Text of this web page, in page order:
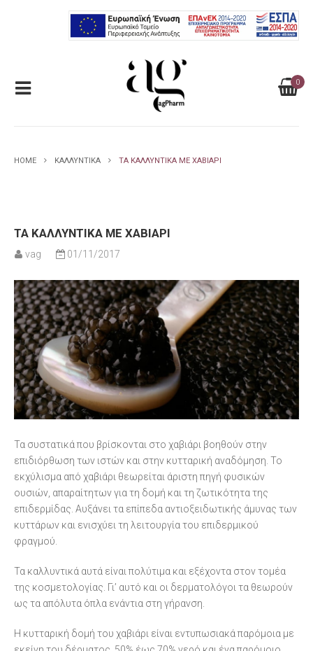
0
HOME ΚΑΛΛΥΝΤΙΚΆ ΤΑ ΚΑΛΛΥΝΤΙΚΆ ΜΕ ΧΑΒΙΆΡΙ
ΤΑ ΚΑΛΛΥΝΤΙΚΆ ΜΕ ΧΑΒΙΆΡΙ
vag 01/11/2017
Τα συστατικά που βρίσκονται στο χαβιάρι βοηθούν στην
επιδιόρθωση των ιστών και στην κυτταρική αναδόμηση. Το
εκχύλισμα από χαβιάρι θεωρείται άριστη πηγή φυσικών
ουσιών, απαραίτητων για τη δομή και τη ζωτικότητα της
επιδερμίδας. Αυξάνει τα επίπεδα αντιοξειδωτικής άμυνας των
κυττάρων και ενισχύει τη λειτουργία του επιδερμικού
φραγμού.
Τα καλλυντικά αυτά είναι πολύτιμα και εξέχοντα στον τομέα
της κοσμετολογίας. Γι’ αυτό και οι δερματολόγοι τα θεωρούν
ως τα απόλυτα όπλα ενάντια στη γήρανση.
Η κυτταρική δομή του χαβιάρι είναι εντυπωσιακά παρόμοια με